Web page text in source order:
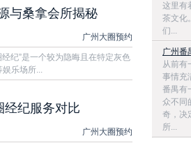
与桑拿会所揭秘
广州大圈预约
纪”是一个较为隐晦且在特定灰色
娱乐场所...
经纪服务对比
广州大圈预约
这里有
茶文化
们...
广州番
从前有
事情充
番禺有
众不同
奇，决
所...